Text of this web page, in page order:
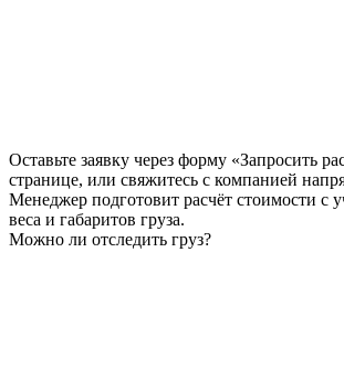
Оставьте заявку через форму «Запросить
странице, или свяжитесь с компанией
Менеджер подготовит расчёт стоимости с
веса и габаритов груза.
Можно ли отследить груз?